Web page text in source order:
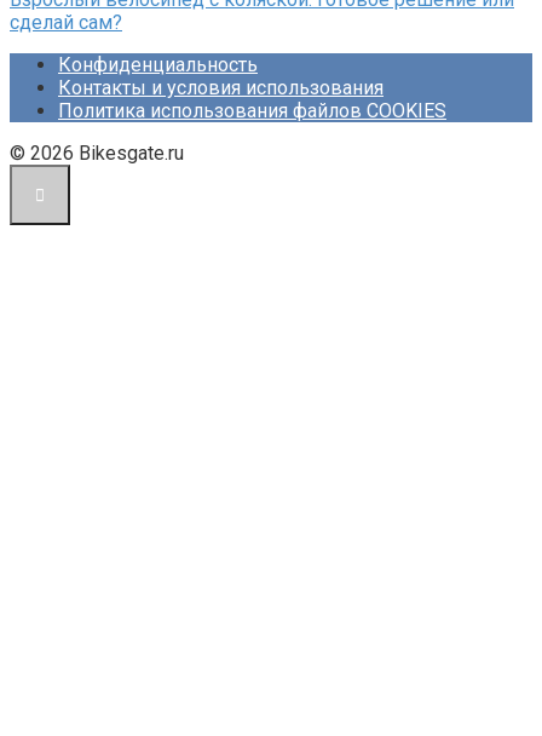
сделай сам?
Конфиденциальность
Контакты и условия использования
Политика использования файлов COOKIES
© 2026 Bikesgate.ru